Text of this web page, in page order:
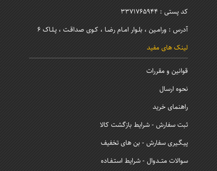
کد پستی : 3371765944
آدرس : ورامـین ، بلـوار امـام رضـا ، کـوی صداقـت ، پـلـاک 6
لینک های مفید
قوانین و مقررات
نحوه ارسال
راهنمای خرید
ثبت سفارش - شرایط بازگشت کالا
پیـگـیری سفارش - بن های تخفیف
سوالات متــدوال - شرایط استـفـاده